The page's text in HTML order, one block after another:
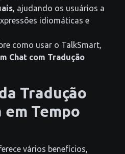
, ajudando os usuários a
idiomáticas e
como usar o TalkSmart,
Chat com Tradução
Tradução
Tempo
vários benefícios,